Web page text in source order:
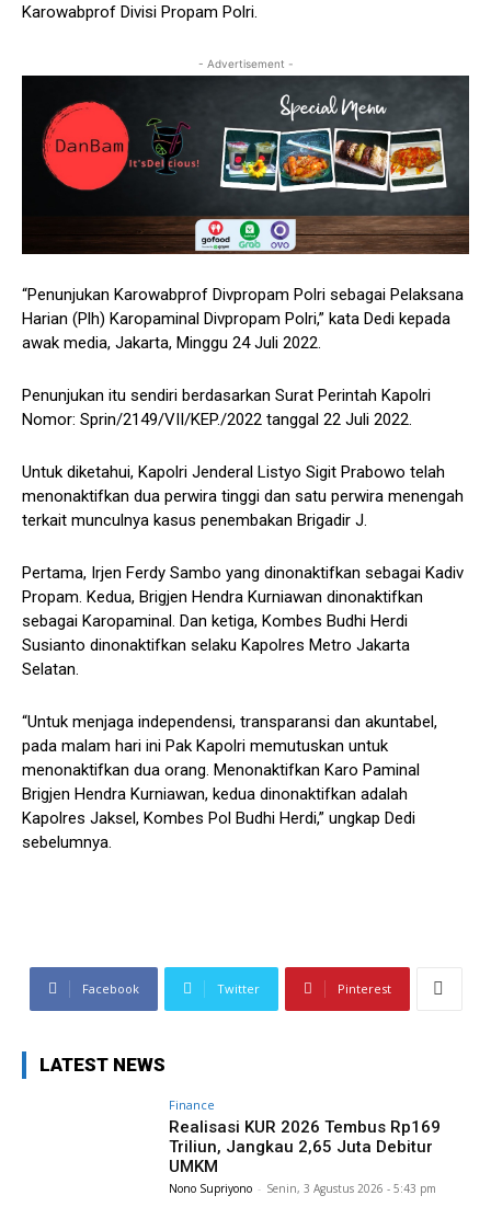
Karowabprof Divisi Propam Polri.
- Advertisement -
“Penunjukan Karowabprof Divpropam Polri sebagai Pelaksana
Harian (Plh) Karopaminal Divpropam Polri,” kata Dedi kepada
awak media, Jakarta, Minggu 24 Juli 2022.
Penunjukan itu sendiri berdasarkan Surat Perintah Kapolri
Nomor: Sprin/2149/VII/KEP./2022 tanggal 22 Juli 2022.
Untuk diketahui, Kapolri Jenderal Listyo Sigit Prabowo telah
menonaktifkan dua perwira tinggi dan satu perwira menengah
terkait munculnya kasus penembakan Brigadir J.
Pertama, Irjen Ferdy Sambo yang dinonaktifkan sebagai Kadiv
Propam. Kedua, Brigjen Hendra Kurniawan dinonaktifkan
sebagai Karopaminal. Dan ketiga, Kombes Budhi Herdi
Susianto dinonaktifkan selaku Kapolres Metro Jakarta
Selatan.
“Untuk menjaga independensi, transparansi dan akuntabel,
pada malam hari ini Pak Kapolri memutuskan untuk
menonaktifkan dua orang. Menonaktifkan Karo Paminal
Brigjen Hendra Kurniawan, kedua dinonaktifkan adalah
Kapolres Jaksel, Kombes Pol Budhi Herdi,” ungkap Dedi
sebelumnya.
Facebook Twitter Pinterest
LATEST NEWS
Finance
Realisasi KUR 2026 Tembus Rp169
Triliun, Jangkau 2,65 Juta Debitur
UMKM
Nono Supriyono - Senin, 3 Agustus 2026 - 5:43 pm